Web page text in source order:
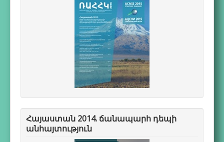
Հայաստան 2014. ճանապարհ դեպի
անհայտություն